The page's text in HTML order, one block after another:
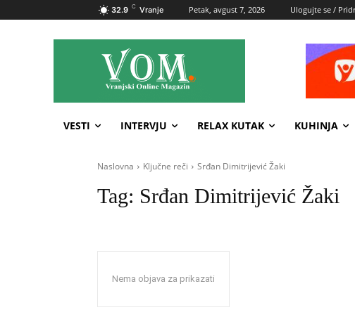
32.9 C Vranje Petak, avgust 7, 2026 Ulogujte se /
VESTI INTERVJU RELAX KUTAK KUHINJA
Naslovna Ključne reči Srđan Dimitrijević Žaki
Tag: Srđan Dimitrijević Žaki
Nema objava za prikazati